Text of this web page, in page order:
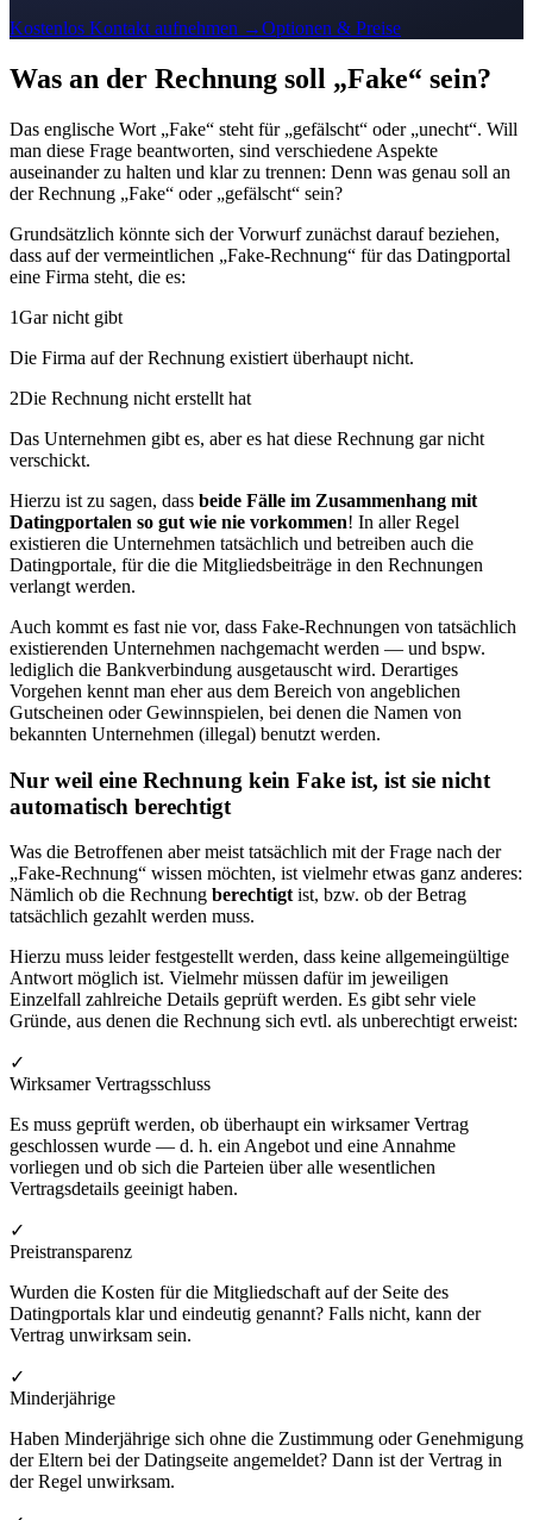
Kostenlos Kontakt aufnehmen →Optionen & Preise
Was an der Rechnung soll „Fake“ sein?
Das englische Wort „Fake“ steht für „gefälscht“ oder „unecht“. Will
man diese Frage beantworten, sind verschiedene Aspekte
auseinander zu halten und klar zu trennen: Denn was genau soll an
der Rechnung „Fake“ oder „gefälscht“ sein?
Grundsätzlich könnte sich der Vorwurf zunächst darauf beziehen,
dass auf der vermeintlichen „Fake-Rechnung“ für das Datingportal
eine Firma steht, die es:
1Gar nicht gibt
Die Firma auf der Rechnung existiert überhaupt nicht.
2Die Rechnung nicht erstellt hat
Das Unternehmen gibt es, aber es hat diese Rechnung gar nicht
verschickt.
Hierzu ist zu sagen, dass beide Fälle im Zusammenhang mit
Datingportalen so gut wie nie vorkommen! In aller Regel
existieren die Unternehmen tatsächlich und betreiben auch die
Datingportale, für die die Mitgliedsbeiträge in den Rechnungen
verlangt werden.
Auch kommt es fast nie vor, dass Fake-Rechnungen von tatsächlich
existierenden Unternehmen nachgemacht werden — und bspw.
lediglich die Bankverbindung ausgetauscht wird. Derartiges
Vorgehen kennt man eher aus dem Bereich von angeblichen
Gutscheinen oder Gewinnspielen, bei denen die Namen von
bekannten Unternehmen (illegal) benutzt werden.
Nur weil eine Rechnung kein Fake ist, ist sie nicht
automatisch berechtigt
Was die Betroffenen aber meist tatsächlich mit der Frage nach der
„Fake-Rechnung“ wissen möchten, ist vielmehr etwas ganz anderes:
Nämlich ob die Rechnung berechtigtist, bzw. ob der Betrag
tatsächlich gezahlt werden muss.
Hierzu muss leider festgestellt werden, dass keine allgemeingültige
Antwort möglich ist. Vielmehr müssen dafür im jeweiligen
Einzelfall zahlreiche Details geprüft werden. Es gibt sehr viele
Gründe, aus denen die Rechnung sich evtl. als unberechtigt erweist:
✓
Wirksamer Vertragsschluss
Es muss geprüft werden, ob überhaupt ein wirksamer Vertrag
geschlossen wurde — d. h. ein Angebot und eine Annahme
vorliegen und ob sich die Parteien über alle wesentlichen
Vertragsdetails geeinigt haben.
✓
Preistransparenz
Wurden die Kosten für die Mitgliedschaft auf der Seite des
Datingportals klar und eindeutig genannt? Falls nicht, kann der
Vertrag unwirksam sein.
✓
Minderjährige
Haben Minderjährige sich ohne die Zustimmung oder Genehmigung
der Eltern bei der Datingseite angemeldet? Dann ist der Vertrag in
der Regel unwirksam.